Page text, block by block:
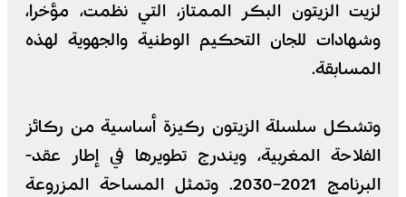
لزيت الزيتون البكر الممتاز، التي نظمت، مؤخرا،
وشهادات للجان التحكيم الوطنية والجهوية لهذه
المسابقة.
وتشكل سلسلة الزيتون ركيزة أساسية من ركائز
الفلاحة المغربية، ويندرج تطويرها في إطار عقد-
البرنامج 2021–2030. وتمثل المساحة المزروعة